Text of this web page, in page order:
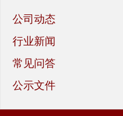
公司动态
行业新闻
常见问答
公示文件